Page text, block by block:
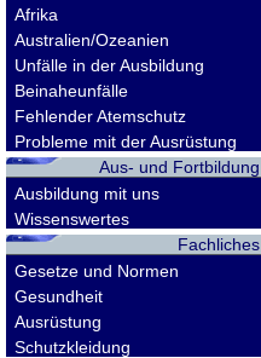
Afrika
Australien/Ozeanien
Unfälle in der Ausbildung
Beinaheunfälle
Fehlender Atemschutz
Probleme mit der Ausrüstung
Aus- und Fortbildung
Ausbildung mit uns
Wissenswertes
Fachliches
Gesetze und Normen
Gesundheit
Ausrüstung
Schutzkleidung